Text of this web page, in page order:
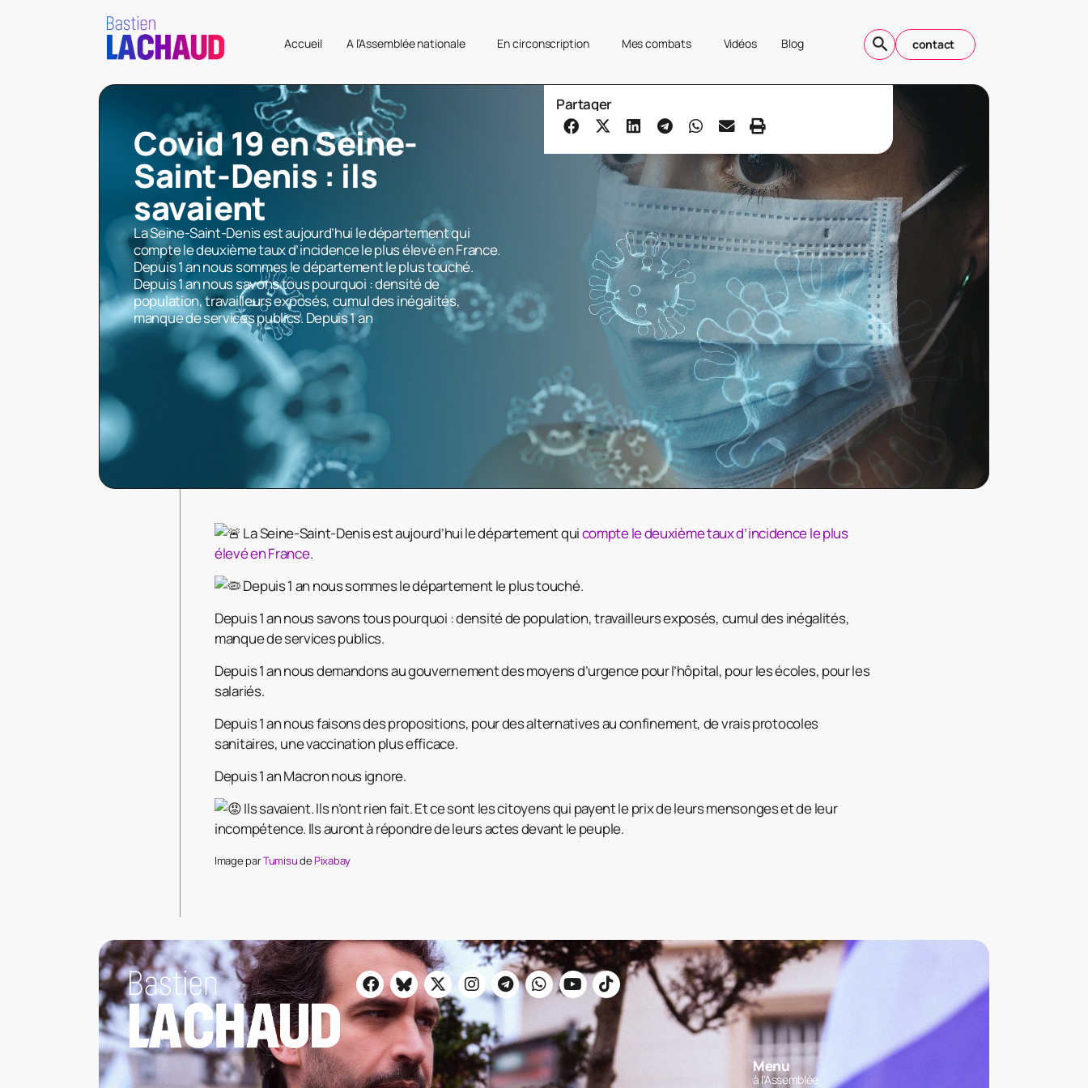
Accueil A l’Assemblée nationale En circonscription Mes combats Vidéos Blog contact
Covid 19 en Seine-
Saint-Denis : ils
savaient
La Seine-Saint-Denis est aujourd’hui le département qui
compte le deuxième taux d’incidence le plus élevé en France.
Depuis 1 an nous sommes le département le plus touché.
Depuis 1 an nous savons tous pourquoi : densité de
population, travailleurs exposés, cumul des inégalités,
manque de services publics. Depuis 1 an
Partager
La Seine-Saint-Denis est aujourd’hui le département quicompte le deuxième taux d’incidence le plus
élevé en France.
Depuis 1 an nous sommes le département le plus touché.
Depuis 1 an nous savons tous pourquoi : densité de population, travailleurs exposés, cumul des inégalités,
manque de services publics.
Depuis 1 an nous demandons au gouvernement des moyens d’urgence pour l’hôpital, pour les écoles, pour les
salariés.
Depuis 1 an nous faisons des propositions, pour des alternatives au confinement, de vrais protocoles
sanitaires, une vaccination plus efficace.
Depuis 1 an Macron nous ignore.
Ils savaient. Ils n’ont rien fait. Et ce sont les citoyens qui payent le prix de leurs mensonges et de leur
incompétence. Ils auront à répondre de leurs actes devant le peuple.
Image parTumisudePixabay
Menu
à l'Assemblée